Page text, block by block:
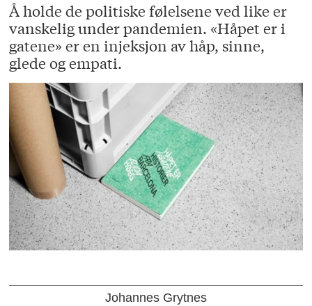
Å holde de politiske følelsene ved like er
vanskelig under pandemien. «Håpet er i
gatene» er en injeksjon av håp, sinne,
glede og empati.
Johannes Grytnes